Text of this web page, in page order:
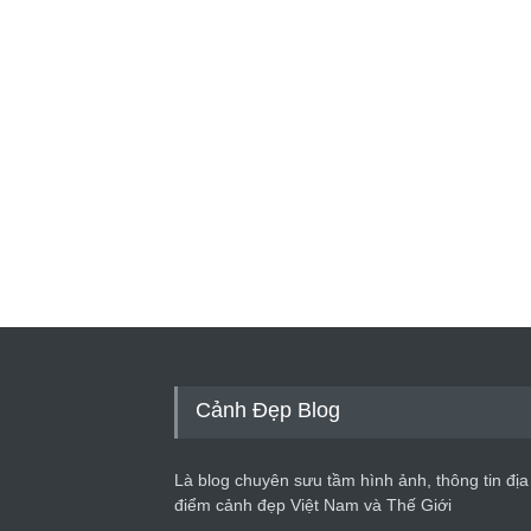
Cảnh Đẹp Blog
Là blog chuyên sưu tầm hình ảnh, thông tin địa
điểm cảnh đẹp Việt Nam và Thế Giới